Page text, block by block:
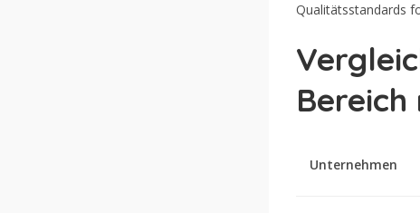
Qualitätsstandards
Unternehmen